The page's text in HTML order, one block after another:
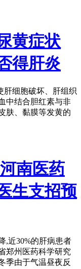
黄症状
得肝炎
肝细胞破坏、肝组织
中结合胆红素与非
肤、黏膜等发黄的
南医药
生支招预
,近30%的肝病患者
郑州医药科学研究
季由于气温昼夜反